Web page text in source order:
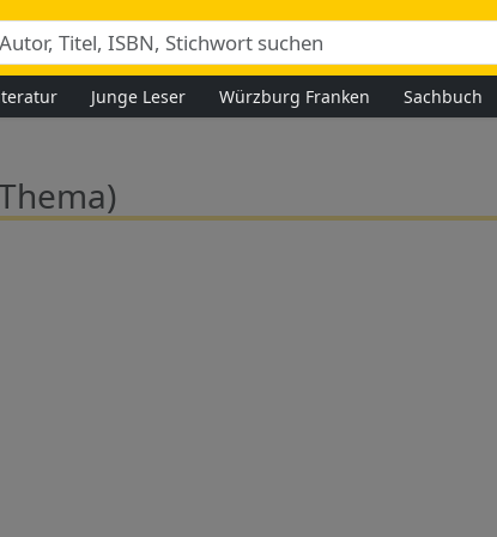
Junge Leser Würzburg Franken Sachbuch